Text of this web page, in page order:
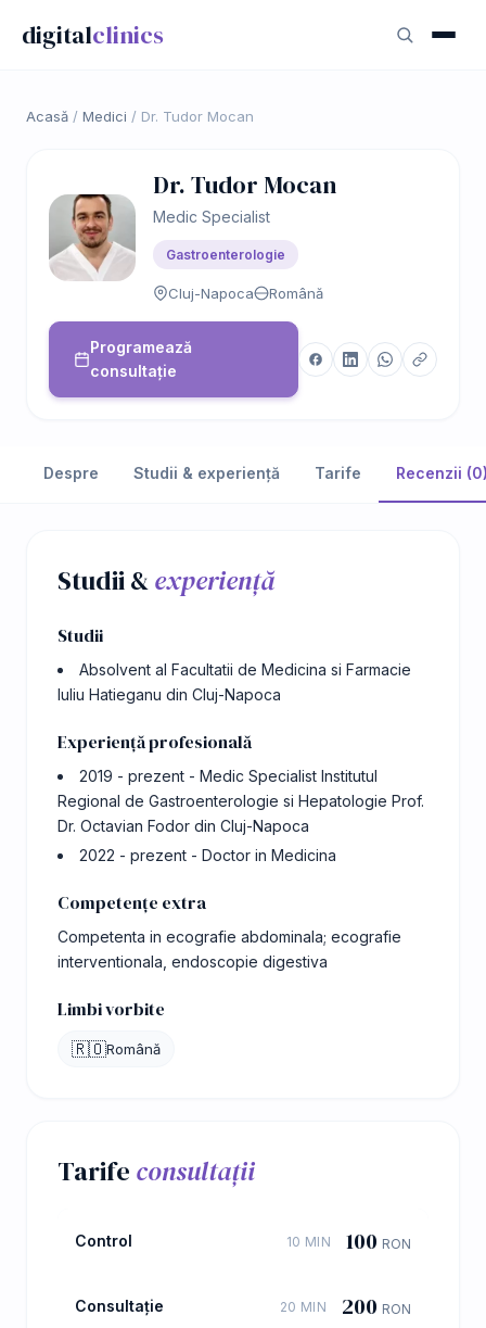
digitalclinics
Acasă / Medici / Dr. Tudor Mocan
Dr. Tudor Mocan
Medic Specialist
Gastroenterologie
Cluj-Napoca Română
Programează
consultație
Despre Studii & experiență Tarife Recenzii
Studii &experiență
Studii
Absolvent al Facultatii de Medicina si Farmacie
Iuliu Hatieganu din Cluj-Napoca
Experiență profesională
2019 - prezent - Medic Specialist Institutul
Regional de Gastroenterologie si Hepatologie Prof.
Dr. Octavian Fodor din Cluj-Napoca
2022 - prezent - Doctor in Medicina
Competențe extra
Competenta in ecografie abdominala; ecografie
interventionala, endoscopie digestiva
Limbi vorbite
🇷🇴Română
Tarife consultații
Control 10 MIN 100 RON
Consultație 20 MIN 200 RON